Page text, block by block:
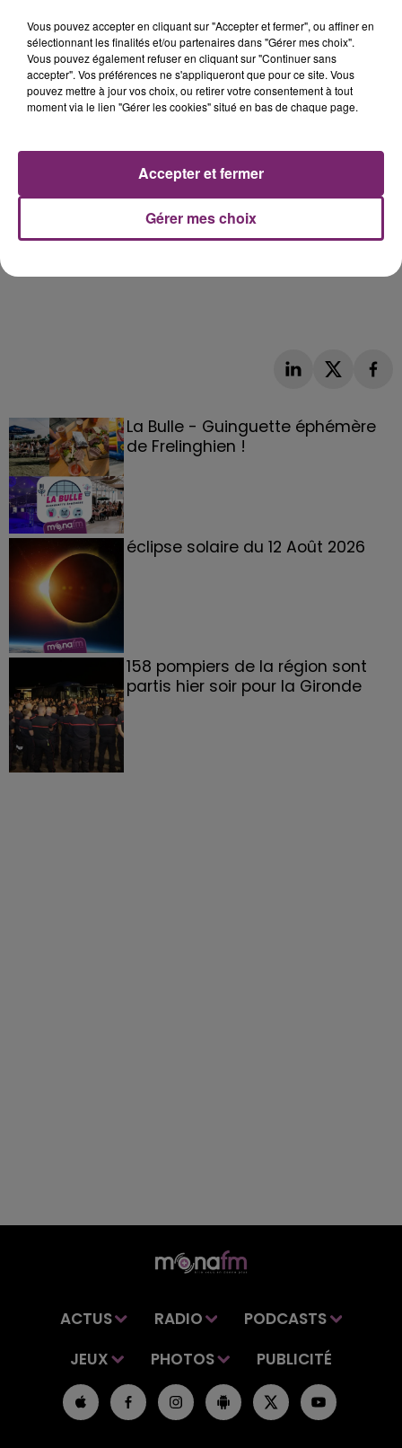
La Bulle - Guinguette éphémère
de Frelinghien !
éclipse solaire du 12 Août 2026
158 pompiers de la région sont
partis hier soir pour la Gironde
ACTUS RADIO
PODCASTS
JEUX
PHOTOS PUBLICITÉ
Vous pouvez accepter en cliquant sur "Accepter et fermer", ou affiner en
sélectionnant les finalités et/ou partenaires dans "Gérer mes choix".
Vous pouvez également refuser en cliquant sur "Continuer sans
accepter". Vos préférences ne s'appliqueront que pour ce site. Vous
pouvez mettre à jour vos choix, ou retirer votre consentement à tout
moment via le lien "Gérer les cookies" situé en bas de chaque page.
Gérer mes choix
Accepter et fermer